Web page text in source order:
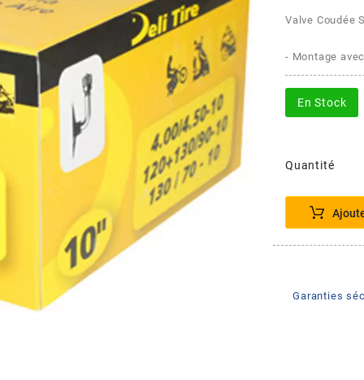
Valve Coudée
- Montage
En Stock
Quantité
Garanties